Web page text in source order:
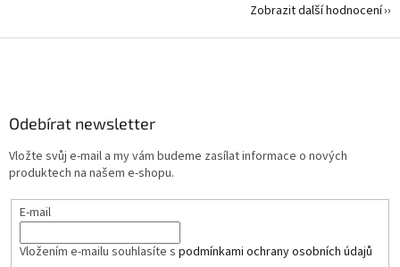
Zobrazit další hodnocení
Odebírat newsletter
Vložte svůj e-mail a my vám budeme zasílat informace o nových
produktech na našem e-shopu.
E-mail
Vložením e-mailu souhlasíte s podmínkami ochrany osobních údajů